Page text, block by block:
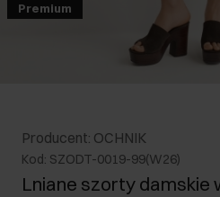
Premium
Producent: OCHNIK
Kod: SZODT-0019-99(W26)
Lniane szorty damskie